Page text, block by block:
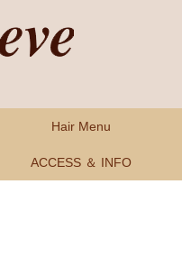
Hair Menu
ACCESS ＆ INFO